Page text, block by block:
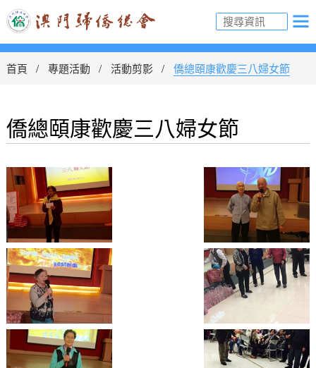
首頁 專題活動 活動剪影 僑總頤康歡慶三八婦女節
僑總頤康歡慶三八婦女節